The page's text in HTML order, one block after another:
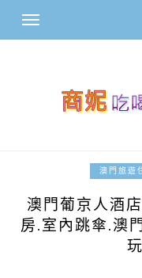
澳門旅遊
澳門葡京人酒
房.室內跳傘.澳